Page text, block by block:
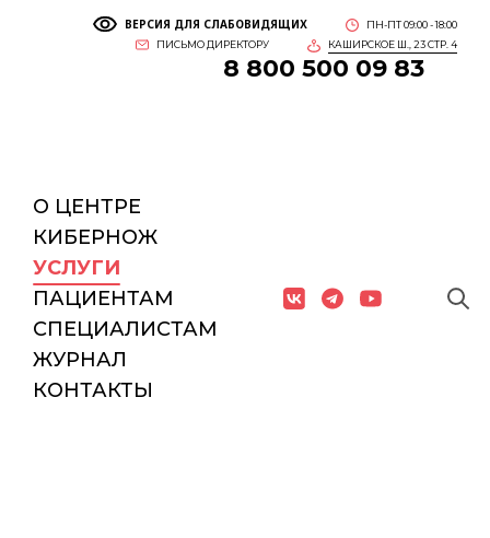
ВЕРСИЯ ДЛЯ СЛАБОВИДЯЩИХ
ПН-ПТ 09:00 - 18:00
ПИСЬМО ДИРЕКТОРУ
КАШИРСКОЕ Ш., 23 СТР. 4
8 800 500 09 83
О ЦЕНТРЕ
КИБЕРНОЖ
УСЛУГИ
ПАЦИЕНТАМ
СПЕЦИАЛИСТАМ
ЖУРНАЛ
КОНТАКТЫ